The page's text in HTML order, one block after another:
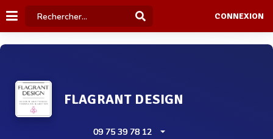
CONNEXION
FLAGRANT DESIGN
09 75 39 78 12